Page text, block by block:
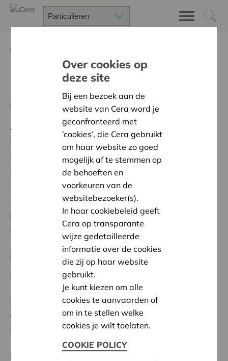
Ilias' herdenkingsbos
Terug naar overzicht
Ambitie:
Warme en zorgzame buurten voor iedereen
Cera zorgt voor de financiering van houten banken in
het herdenkingsbos voor de verongelukte peuter Ilias.
Het speelbos krijgt een grote ronde zitbank op een
speelheuvel in het midden van tweeduizend nieuwe
boompjes. Vanop een picknickbank kan men een
nieuwe poel bewonderen of mijmeren op een bank
langs de molenbeek met zicht op de open groene
Dendermeersen waar bevers en ooievaars wonen.
Regionaal Project
Startdatum:
16/05/2024
Status:
Volledig
Aalst-Wetteren
Datum:
16/05/2024
Beslissing:
Over cookies op
deze site
Bij een bezoek aan de
website van Cera word je
geconfronteerd met
’cookies‘, die Cera gebruikt
om haar website zo goed
mogelijk af te stemmen op
de behoeften en
voorkeuren van de
websitebezoeker(s).
In haar cookiebeleid geeft
Cera op transparante
wijze gedetailleerde
informatie over de cookies
die zij op haar website
gebruikt.
Je kunt kiezen om alle
cookies te aanvaarden of
om in te stellen welke
cookies je wilt toelaten.
COOKIE POLICY